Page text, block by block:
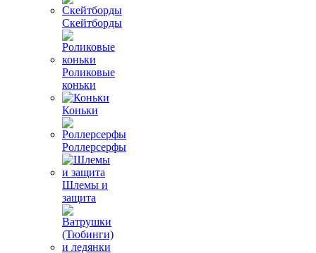
Скейтборды
Роликовые
коньки
Коньки
Роллерсерфы
Шлемы и
защита